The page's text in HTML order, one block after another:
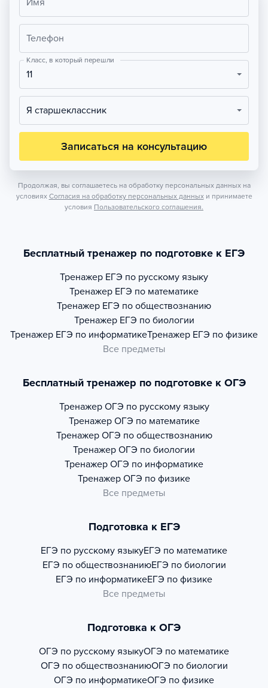
Имя
Телефон
Класс, в который перешли
11
Я старшеклассник
Записаться на консультацию
Продолжая, вы соглашаетесь на обработку персональных данных на
условиях Согласия на обработку персональных данных и принимаете
условия Пользовательского соглашения.
Бесплатный тренажер по подготовке к ЕГЭ
Тренажер ЕГЭ по русскому языку
Тренажер ЕГЭ по математике
Тренажер ЕГЭ по обществознанию
Тренажер ЕГЭ по биологии
Тренажер ЕГЭ по информатикеТренажер ЕГЭ по физике
Все предметы
Бесплатный тренажер по подготовке к ОГЭ
Тренажер ОГЭ по русскому языку
Тренажер ОГЭ по математике
Тренажер ОГЭ по обществознанию
Тренажер ОГЭ по биологии
Тренажер ОГЭ по информатике
Тренажер ОГЭ по физике
Все предметы
Подготовка к ЕГЭ
ЕГЭ по русскому языкуЕГЭ по математике
ЕГЭ по обществознаниюЕГЭ по биологии
ЕГЭ по информатикеЕГЭ по физике
Все предметы
Подготовка к ОГЭ
ОГЭ по русскому языкуОГЭ по математике
ОГЭ по обществознаниюОГЭ по биологии
ОГЭ по информатикеОГЭ по физике